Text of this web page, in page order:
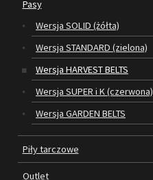
SILNIKI ELEKTRYCZNE
PIŁY TARCZOWE
OUTLET
SERWIS I REGENERACJA MASZYN
Pasy
Wersja SOLID (żółta)
Wersja STANDARD (zielona)
Wersja HARVEST BELTS
Wersja SUPER i K (czerwona)
Wersja GARDEN BELTS
Piły tarczowe
Outlet